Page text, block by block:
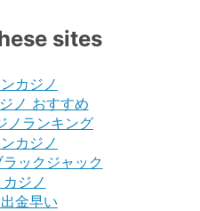
sites
カジノ
ノ おすすめ
ノランキング
カジノ
ックジャック
ジノ
金早い